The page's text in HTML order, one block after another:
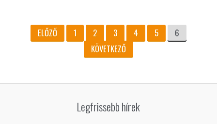
ELŐZŐ 1 2 3 4 5
6
KÖVETKEZŐ
Legfrissebb hírek